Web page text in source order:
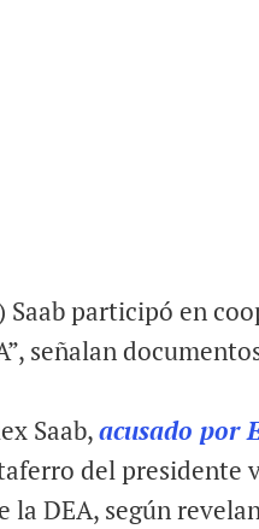
Saab participó en
señalan
Saab,acusado por
del presidente
DEA, según